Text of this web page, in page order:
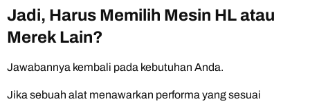
Jadi, Harus Memilih Mesin HL atau
Merek Lain?
Jawabannya kembali pada kebutuhan Anda.
Jika sebuah alat menawarkan performa yang sesuai